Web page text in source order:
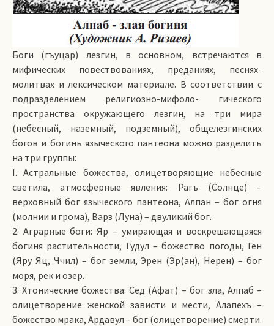
Боги (гъуцар) лезгин, в основном, встречаются в
мифических повествованиях, преданиях, песнях-
молитвах и лексическом материале. В соответствии с
подразделением религиозно-­мифоло- ги­ческого
пространства окружающего лезгин, на три мира
(небесный, наземный, подземный), общелезгинских
богов и богинь языческого пантеона можно разделить
на три группы:
I. Астральные божества, олицетворяющие небесные
светила, атмосферные явления: Рагъ (Солнце) –
верховный бог языческого пантеона, Алпан – бог огня
(молнии и грома), Варз (Луна) – двуликий бог.
2. Аграрные боги: Яр – умирающая и воскрешающаяся
богиня растительности, Гудул – божество погоды, Ген
(Яру Яц, Ччил) – бог земли, Эрен (Эр(ан), Нерен) – бог
моря, рек и озер.
3. Хтонические божества: Сед (Афат) – бог зла, Алпаб –
олицетворение женской зависти и мести, Алапехъ –
божество мрака, Ардавул – бог (олицетворение) смерти.